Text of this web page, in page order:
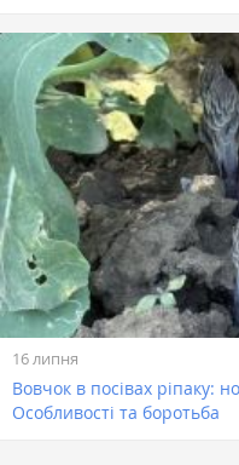
16 липня
Вовчок в посівах ріпаку:
Особливості та боротьба